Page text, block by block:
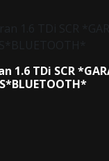
1.6 TDi SCR